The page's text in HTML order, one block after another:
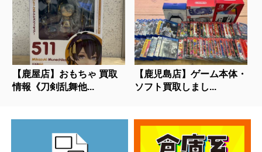
【鹿屋店】おもちゃ 買取
情報《刀剣乱舞他...
【鹿児島店】ゲーム本体・
ソフト買取しまし...